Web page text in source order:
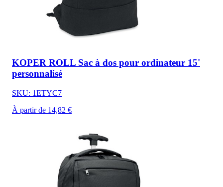
KOPER ROLL Sac à dos pour ordinateur 15'
personnalisé
SKU: 1ETYC7
À partir de 14,82 €